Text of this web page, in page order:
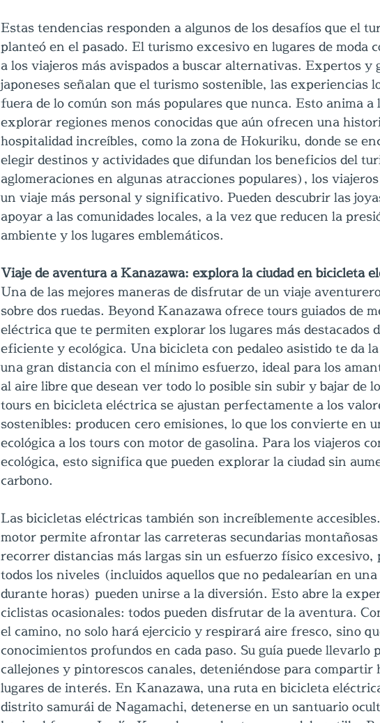
Estas tendencias responden a algunos de los desafíos que el
planteó en el pasado. El turismo excesivo en lugares de moda
a los viajeros más avispados a buscar alternativas. Expertos y
japoneses señalan que el turismo sostenible, las experiencias
fuera de lo común son más populares que nunca. Esto anima
explorar regiones menos conocidas que aún ofrecen una
hospitalidad increíbles, como la zona de Hokuriku, donde se
elegir destinos y actividades que difundan los beneficios del
aglomeraciones en algunas atracciones populares), los
un viaje más personal y significativo. Pueden descubrir las
apoyar a las comunidades locales, a la vez que reducen la
ambiente y los lugares emblemáticos.
Viaje de aventura a Kanazawa: explora la ciudad en bicicleta
Una de las mejores maneras de disfrutar de un viaje
sobre dos ruedas. Beyond Kanazawa ofrece tours guiados de
eléctrica que te permiten explorar los lugares más destacados
eficiente y ecológica. Una bicicleta con pedaleo asistido te da
una gran distancia con el mínimo esfuerzo, ideal para los
al aire libre que desean ver todo lo posible sin subir y bajar de
tours en bicicleta eléctrica se ajustan perfectamente a los
sostenibles: producen cero emisiones, lo que los convierte en
ecológica a los tours con motor de gasolina. Para los viajeros
ecológica, esto significa que pueden explorar la ciudad sin
carbono.
Las bicicletas eléctricas también son increíblemente
motor permite afrontar las carreteras secundarias
recorrer distancias más largas sin un esfuerzo físico excesivo,
todos los niveles (incluidos aquellos que no pedalearían en
durante horas) pueden unirse a la diversión. Esto abre la
ciclistas ocasionales: todos pueden disfrutar de la aventura.
el camino, no solo hará ejercicio y respirará aire fresco, sino
conocimientos profundos en cada paso. Su guía puede llevarlo
callejones y pintorescos canales, deteniéndose para compartir
lugares de interés. En Kanazawa, una ruta en bicicleta
distrito samurái de Nagamachi, detenerse en un santuario